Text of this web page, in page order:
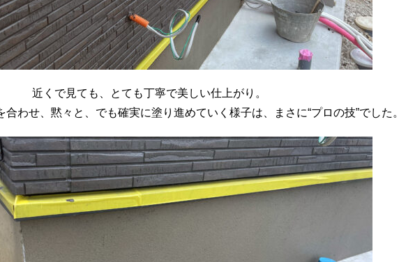
近くで見ても、とても丁寧で美しい仕上がり。
わせ、黙々と、でも確実に塗り進めていく様子は、まさに“プロの技”でした。